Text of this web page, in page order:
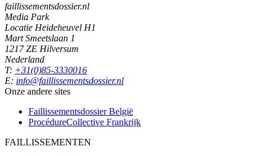
faillissementsdossier.nl
Media Park
Locatie Heideheuvel H1
Mart Smeetslaan 1
1217 ZE Hilversum
Nederland
T: +31(0)85-3330016
E: info@faillissementsdossier.nl
Onze andere sites
Faillissementsdossier België
ProcédureCollective Frankrijk
FAILLISSEMENTEN